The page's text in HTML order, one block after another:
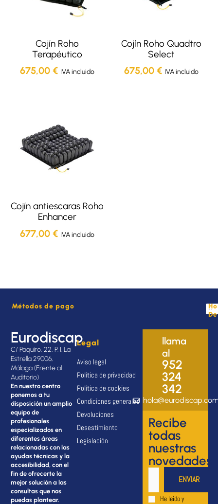
Cojín Roho
Terapéutico
675,00 € IVA incluido
Cojín Roho Quadtro
Select
675,00 € IVA incluido
Cojín antiescaras Roho
Enhancer
677,00 € IVA incluido
Métodos de pago
Eurodiscap
C/ Paquiro, 22, P. I. La
Estrella 29006,
Málaga (Frente al
Auditorio)
En nuestro centro
ponemos a tu
disposición un amplio
equipo de
profesionales
especializados en
diferentes áreas
relacionadas con las
ayudas técnicas y la
accesibilidad, con el
fin de ofrecerte la
mejor solución a las
consultas que nos
puedas plantear.
Legal
Aviso legal
Política de privacidad
Política de cookies
Condiciones generales
Devoluciones
Desestimiento
Legislación
llama
al
952
324
342
Recibe
todas
nuestras
novedades
He leido y